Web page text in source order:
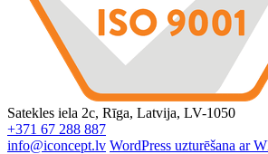
Satekles iela 2c, Rīga, Latvija, LV-1050
+371 67 288 887
info@iconcept.lv WordPress uzturēšana ar